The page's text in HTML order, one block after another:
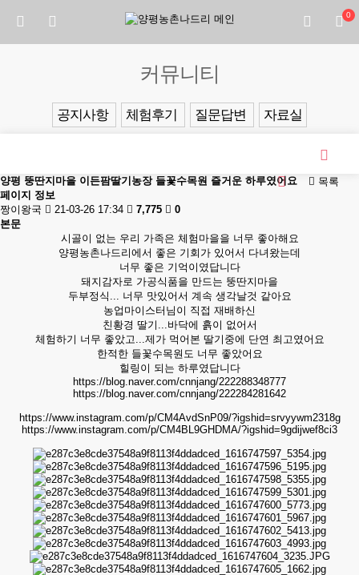
0
커뮤니티
공지사항 체험후기 질문답변 자료실
목록
양평 뚱딴지마을 이든팜딸기농장 들꽃수목원 즐거운 하루였어요
페이지 정보
짱이왕국
21-03-26 17:34 7,775
0
본문
시골이 없는 우리 가족은 체험마을을 너무 좋아해요
양평농촌나드리에서 좋은 기회가 있어서 다녀왔는데
너무 좋은 기억이였답니다
돼지감자로 가공식품을 만드는 뚱딴지마을
두부정식... 너무 맛있어서 계속 생각날것 같아요
농업마이스터님이 직접 재배하신
친황경 딸기...바닥에 흙이 없어서
체험하기 너무 좋았고...제가 먹어본 딸기중에 단연 최고였어요
한적한 들꽃수목원도 너무 좋았어요
힐링이 되는 하루였답니다
https://blog.naver.com/cnnjang/222288348777
https://blog.naver.com/cnnjang/222284281642
https://www.instagram.com/p/CM4AvdSnP09/?igshid=srvyywm2318g
https://www.instagram.com/p/CM4BL9GHDMA/?igshid=9gdijwef8ci3